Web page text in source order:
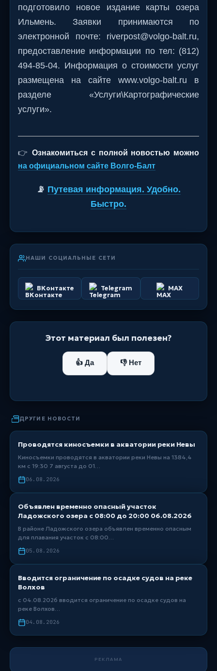
подготовило новое издание карты озера
Ильмень. Заявки принимаются по
электронной почте: riverpost@volgo-balt.ru,
предоставление информации по тел: (812)
494-85-04. Информация о стоимости услуг
размещена на сайте www.volgo-balt.ru в
разделе «Услуги\Картографические
услуги».
👉Ознакомиться с полной новостью можно
на официальном сайте Волго-Балт
📡 Путевая информация. Удобно.
Быстро.
НАШИ СОЦИАЛЬНЫЕ СЕТИ
ВКонтакте Telegram MAX
Этот материал был полезен?
👍 Да 👎 Нет
ДРУГИЕ НОВОСТИ
Проводятся киносъемки в акватории реки Невы
Киносъемки проводятся в акватории реки Невы на 1384,4
км с 19:30 7 августа до 01…
06.08.2026
Объявлен временно опасный участок
Ладожского озера с 08:00 до 20:00 06.08.2026
В районе Ладожского озера объявлен временно опасным
для плавания участок с 08:00…
05.08.2026
Вводится ограничение по осадке судов на реке
Волхов
с 04.08.2026 вводится ограничение по осадке судов на
реке Волхов…
04.08.2026
РЕКЛАМА